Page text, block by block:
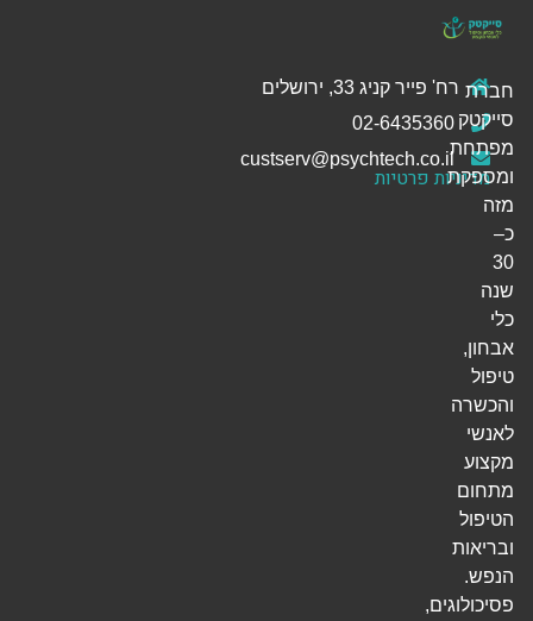
רח' פייר קניג 33, ירושלים
מדיניות פרטיות
חברת
סייקטק
מפתחת
ומספקת
מזה
כ–
30
שנה
כלי
אבחון,
טיפול
והכשרה
לאנשי
מקצוע
מתחום
הטיפול
ובריאות
הנפש.
פסיכולוגים,